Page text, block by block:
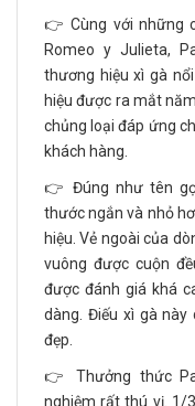
👉 Cùng với những
Romeo y Julieta,
thương hiệu xì gà
hiệu được ra mắt
chủng loại đáp ứng
khách hàng.
👉 Đúng như tên
thước ngắn và nhỏ
hiệu. Vẻ ngoài của
vuông được cuộn
được đánh giá khá
dàng. Điếu xì gà này
đẹp.
👉 Thưởng thức
nghiệm rất thú vị. 1/